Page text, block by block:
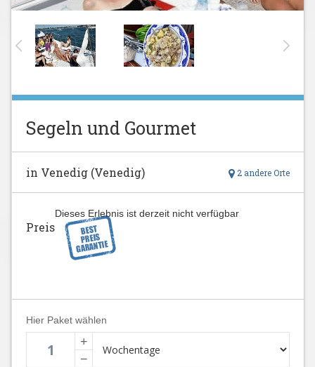
Segeln und Gourmet
2 andere Orte
in Venedig (Venedig)
Dieses Erlebnis ist derzeit nicht verfügbar
Preis
Hier Paket wählen
+
−